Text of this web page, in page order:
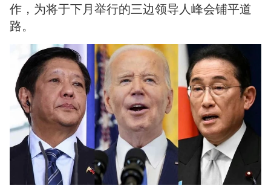
作，为将于下月举行的三边领导人峰会铺平道
路。